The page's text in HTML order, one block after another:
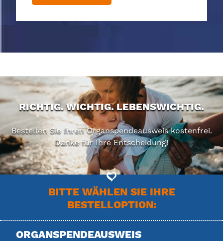
RICHTIG. WICHTIG. LEBENSWICHTIG.
Bestellen Sie Ihren Organspendeausweis kostenfrei.
Danke für Ihre Entscheidung!
BITTE WÄHLEN SIE IHRE
BESTELLOPTION:
ORGANSPENDEAUSWEIS